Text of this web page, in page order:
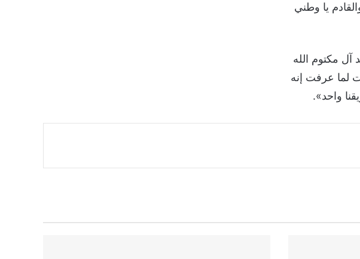
والقادم يا وطني
مكتوم الله
لما عرفت إنه
واحد».